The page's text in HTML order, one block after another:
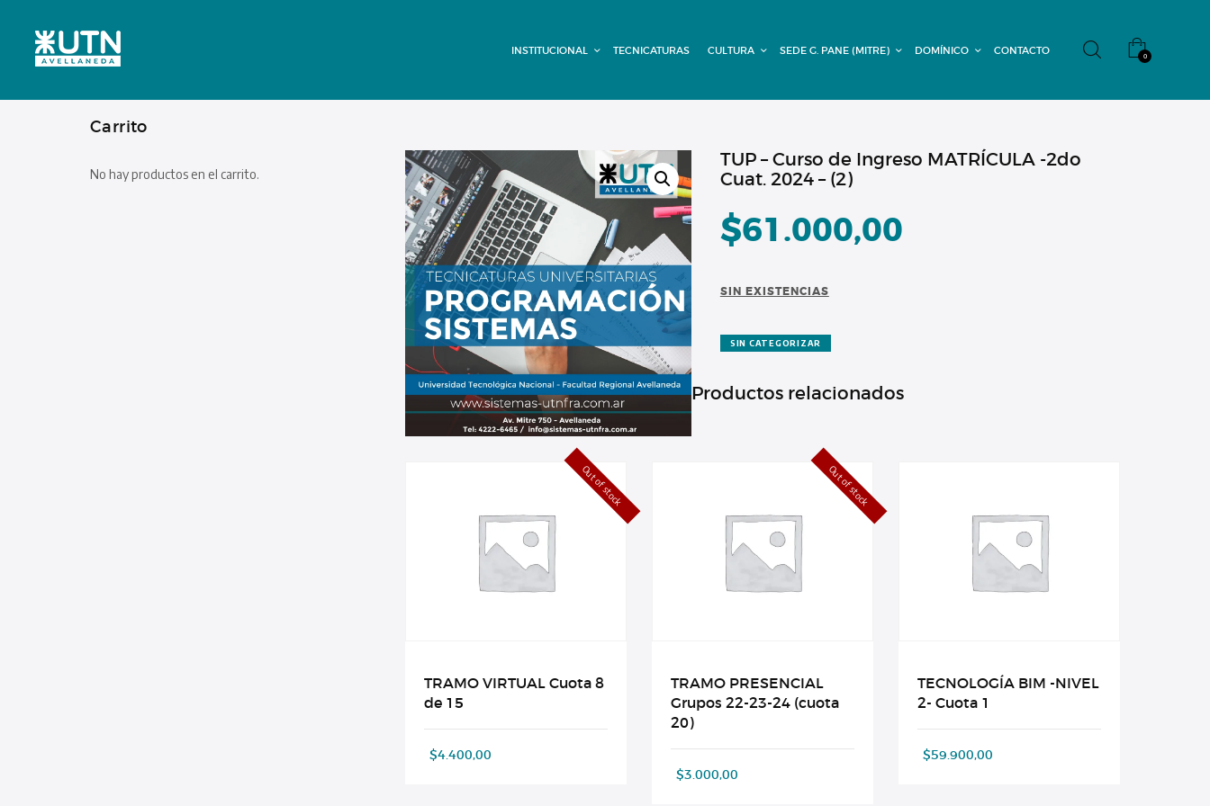
INSTITUCIONAL TECNICATURAS CULTURA SEDE G. PANE (MITRE) DOMÍNICO CONTACTO 0
SEDE G. PANE
(MITRE)
DOMÍNICO
CONTACTO
TUP – Curso de Ingreso MATRÍCULA -2do
Cuat. 2024 – (2)
$61.000,00
SIN EXISTENCIAS
SIN CATEGORIZAR
Productos relacionados
Out of stock
TRAMO VIRTUAL Cuota 8
de 15
$4.400,00
Out of stock
TRAMO PRESENCIAL
Grupos 22-23-24 (cuota
20)
$3.000,00
TECNOLOGÍA BIM -NIVEL
2- Cuota 1
$59.900,00
Carrito
No hay productos en el carrito.